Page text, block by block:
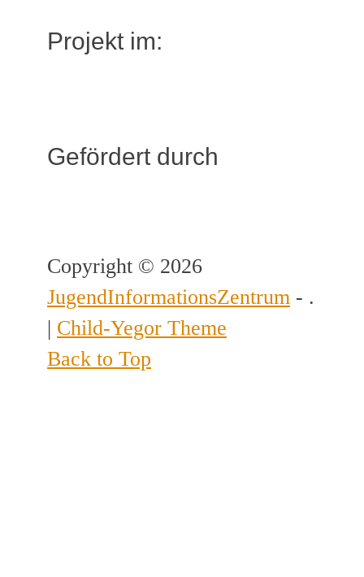
Projekt im:
Gefördert durch
Copyright © 2026
JugendInformationsZentrum - .
| Child-Yegor Theme
Back to Top